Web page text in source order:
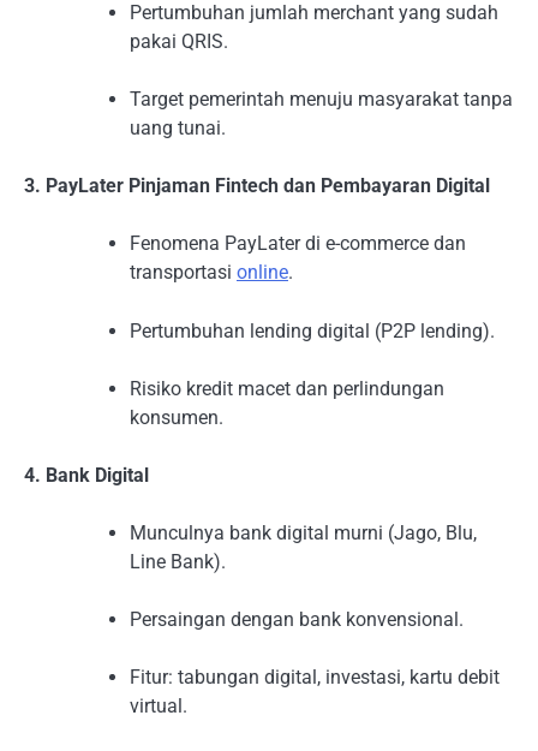
Pertumbuhan jumlah merchant yang sudah
pakai QRIS.
Target pemerintah menuju masyarakat tanpa
uang tunai.
3. PayLater Pinjaman Fintech dan Pembayaran Digital
Fenomena PayLater di e-commerce dan
transportasi online.
Pertumbuhan lending digital (P2P lending).
Risiko kredit macet dan perlindungan
konsumen.
4. Bank Digital
Munculnya bank digital murni (Jago, Blu,
Line Bank).
Persaingan dengan bank konvensional.
Fitur: tabungan digital, investasi, kartu debit
virtual.